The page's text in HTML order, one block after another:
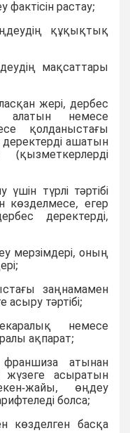
растау;
құқықтық
мақсаттары
жері, дербес
алатын немесе
қолданыстағы
ашатын
түрлі тәртібі
көзделмесе, егер
деректерді,
мерзімдері, оның
заңнамамен
тәртібі;
немесе
ақпарат;
атынан
жүзеге асыратын
жайы, өңдеу
болса;
көзделген басқа